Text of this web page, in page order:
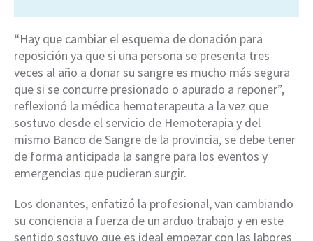
“Hay que cambiar el esquema de donación para
reposición ya que si una persona se presenta tres
veces al año a donar su sangre es mucho más segura
que si se concurre presionado o apurado a reponer”,
reflexionó la médica hemoterapeuta a la vez que
sostuvo desde el servicio de Hemoterapia y del
mismo Banco de Sangre de la provincia, se debe tener
de forma anticipada la sangre para los eventos y
emergencias que pudieran surgir.
Los donantes, enfatizó la profesional, van cambiando
su conciencia a fuerza de un arduo trabajo y en este
sentido sostuvo que es ideal empezar con las labores